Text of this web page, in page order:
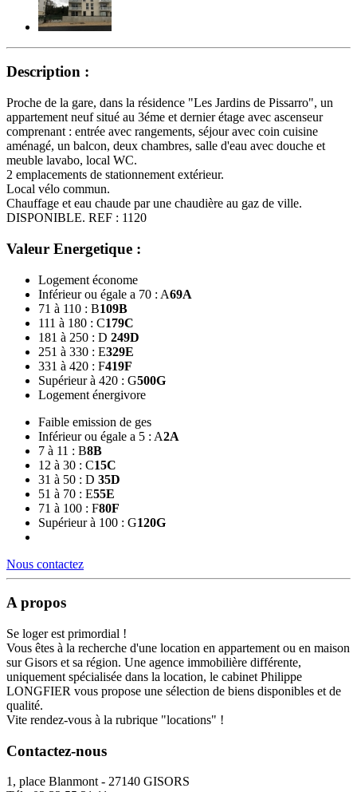
Description :
Proche de la gare, dans la résidence "Les Jardins de Pissarro", un
appartement neuf situé au 3éme et dernier étage avec ascenseur
comprenant : entrée avec rangements, séjour avec coin cuisine
aménagé, un balcon, deux chambres, salle d'eau avec douche et
meuble lavabo, local WC.
2 emplacements de stationnement extérieur.
Local vélo commun.
Chauffage et eau chaude par une chaudière au gaz de ville.
DISPONIBLE. REF : 1120
Valeur Energetique :
Logement économe
Inférieur ou égale a 70 : A69A
71 à 110 : B109B
111 à 180 : C179C
181 à 250 : D 249D
251 à 330 : E329E
331 à 420 : F419F
Supérieur à 420 : G500G
Logement énergivore
Faible emission de ges
Inférieur ou égale a 5 : A2A
7 à 11 : B8B
12 à 30 : C15C
31 à 50 : D 35D
51 à 70 : E55E
71 à 100 : F80F
Supérieur à 100 : G120G
Nous contactez
A propos
Se loger est primordial !
Vous êtes à la recherche d'une location en appartement ou en maison
sur Gisors et sa région. Une agence immobilière différente,
uniquement spécialisée dans la location, le cabinet Philippe
LONGFIER vous propose une sélection de biens disponibles et de
qualité.
Vite rendez-vous à la rubrique "locations" !
Contactez-nous
1, place Blanmont - 27140 GISORS